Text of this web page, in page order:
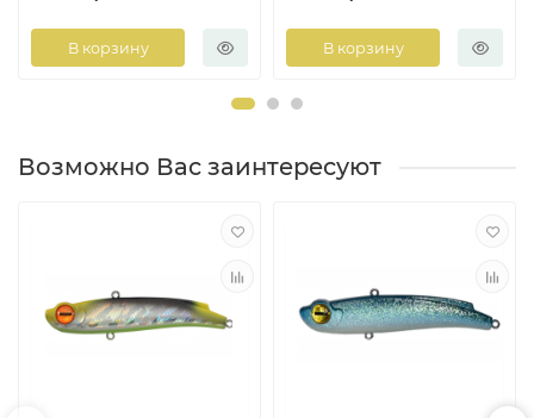
В корзину В корзину
Возможно Вас заинтересуют